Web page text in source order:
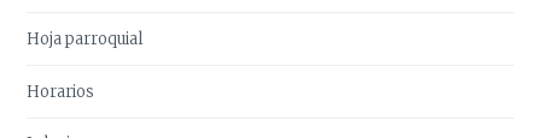
Hoja parroquial
Horarios